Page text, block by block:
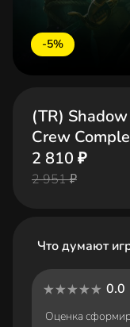
-5%
(TR)
Crew
2 810 ₽
2 951 ₽
Что думают
0.0
Оценка